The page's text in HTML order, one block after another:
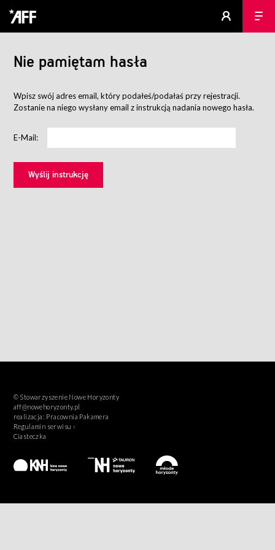
Nie pamiętam hasła
Wpisz swój adres email, który podałeś/podałaś przy rejestracji.
Zostanie na niego wysłany email z instrukcją nadania nowego hasła.
E-Mail:
© Stowarzyszenie Nowe Horyzonty
aff@nowehoryzonty.pl
realizacja: Pracownia Pakamera
Regulamin serwisu ›
Ciasteczka